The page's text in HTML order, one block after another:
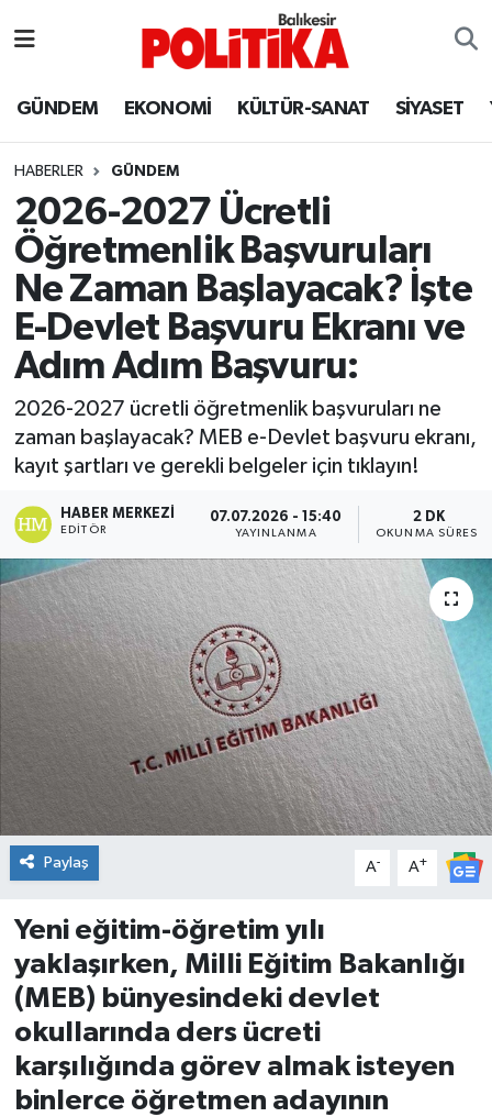
GÜNDEM EKONOMİ KÜLTÜR-SANAT SİYASET
HABERLER GÜNDEM
2026-2027 Ücretli
Öğretmenlik Başvuruları
Ne Zaman Başlayacak? İşte
E-Devlet Başvuru Ekranı ve
Adım Adım Başvuru:
2026-2027 ücretli öğretmenlik başvuruları ne
zaman başlayacak? MEB e-Devlet başvuru ekranı,
kayıt şartları ve gerekli belgeler için tıklayın!
HABER MERKEZI
EDITÖR
07.07.2026 - 15:40
YAYINLANMA
2 DK
OKUNMA SÜRESI
Paylaş A- A+
Yeni eğitim-öğretim yılı
yaklaşırken, Milli Eğitim Bakanlığı
(MEB) bünyesindeki devlet
okullarında ders ücreti
karşılığında görev almak isteyen
binlerce öğretmen adayının
Ayvalık
Balya
Bandırma
Bigadiç
BİYOGRAFİLER
Burhaniye
ÇEVRE
DÜNYA
Dursunbey
Edremit
EĞİTİM
EKONOMİ
Erdek
Gömeç
Gönen
Havran
İvrindi
KENT GÜNDEMİ
Balıkesir Hava Durumu
Balıkesir Namaz Vakitleri
Balıkesir Trafik Yoğunluk Haritası
Süper Lig Puan Durumu ve Fikstür
Tüm Manşetler
Son Dakika Haberleri
Haber Arşivi